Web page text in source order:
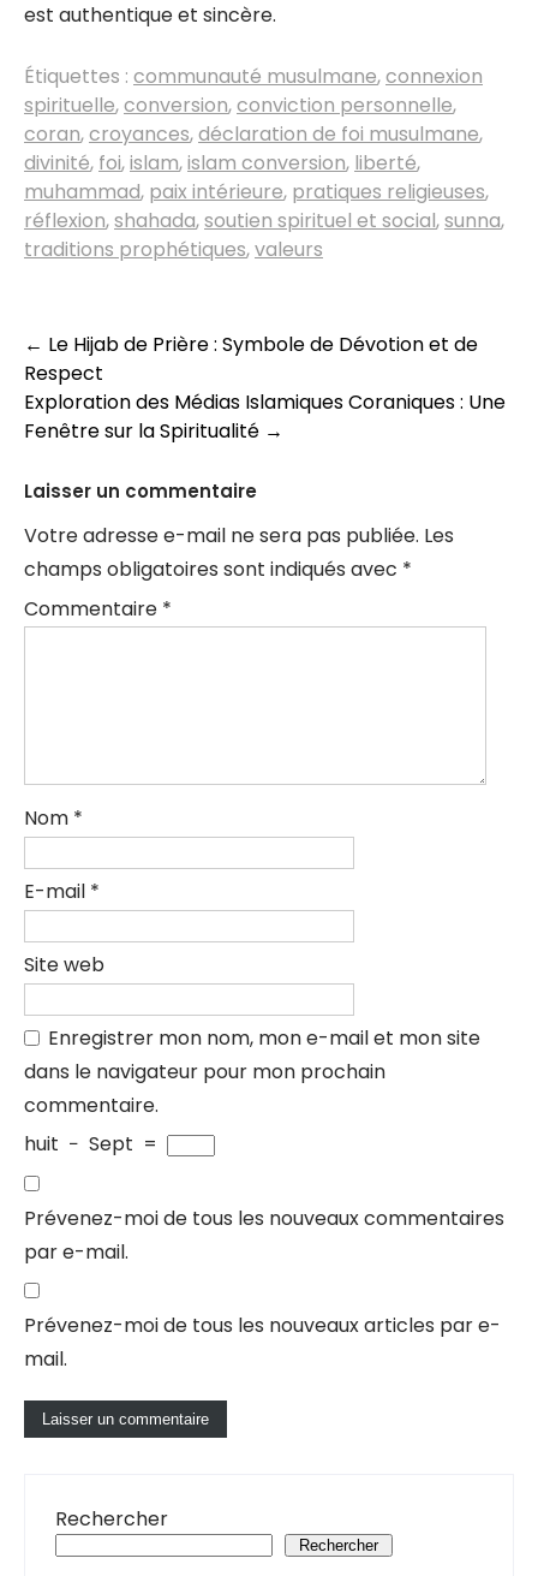
est authentique et sincère.
Étiquettes : communauté musulmane,connexion
spirituelle,conversion,conviction personnelle,
coran,croyances,déclaration de foi musulmane,
divinité, foi,islam,islam conversion, liberté,
muhammad, paix intérieure, pratiques religieuses,
réflexion,shahada,soutien spirituel et social,sunna,
traditions prophétiques,valeurs
Navigation
des
articles
← Le Hijab de Prière : Symbole de Dévotion et de
Respect
Exploration des Médias Islamiques Coraniques : Une
Fenêtre sur la Spiritualité →
Laisser un commentaire
Votre adresse e-mail ne sera pas publiée. Les
champs obligatoires sont indiqués avec *
Commentaire *
Nom *
E-mail *
Site web
Enregistrer mon nom, mon e-mail et mon site
dans le navigateur pour mon prochain
commentaire.
huit − Sept =
Prévenez-moi de tous les nouveaux commentaires
par e-mail.
Prévenez-moi de tous les nouveaux articles par e-
mail.
Rechercher
Rechercher